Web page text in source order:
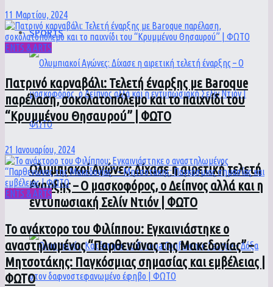
SPORTS
Ολυμπιακοί Αγώνες: Δίχασε η αιρετική τελετή
έναρξης – Ο μασκοφόρος, ο Δείπνος αλλά και η
εντυπωσιακή Σελίν Ντιόν | ΦΩΤΟ
11 Μαρτίου, 2024
ENTS & ARTS
Πατρινό καρναβάλι: Τελετή έναρξης με Baroque
παρέλαση, σοκολατοπόλεμο και το παιχνίδι του
“Κρυμμένου Θησαυρού” | ΦΩΤΟ
21 Ιανουαρίου, 2024
ENTS & ARTS
To ανάκτορο του Φιλίππου: Εγκαινιάστηκε ο
αναστηλωμένος “Παρθενώνας της Μακεδονίας” –
Μητσοτάκης: Παγκόσμιας σημασίας και εμβέλειας |
ΦΩΤΟ